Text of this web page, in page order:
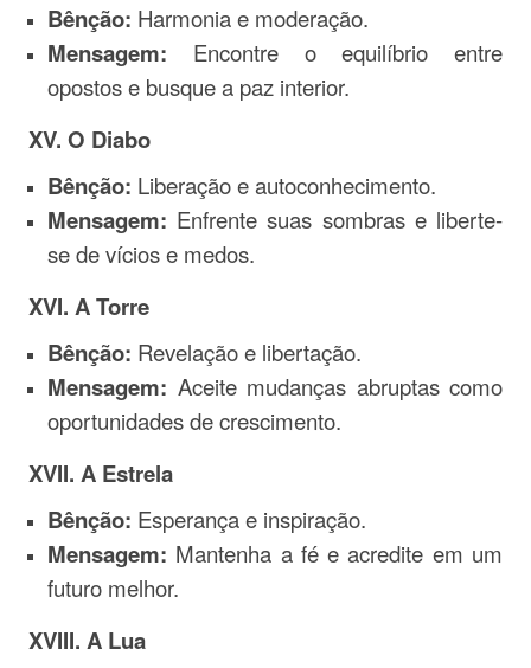
Bênção: Harmonia e moderação.
Mensagem: Encontre o equilíbrio entre
opostos e busque a paz interior.
XV. O Diabo
Bênção: Liberação e autoconhecimento.
Mensagem: Enfrente suas sombras e liberte-
se de vícios e medos.
XVI. A Torre
Bênção: Revelação e libertação.
Mensagem: Aceite mudanças abruptas como
oportunidades de crescimento.
XVII. A Estrela
Bênção: Esperança e inspiração.
Mensagem: Mantenha a fé e acredite em um
futuro melhor.
XVIII. A Lua